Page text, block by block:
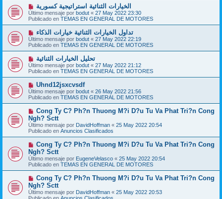
em
e
n
s
a
j
e
N
u
e
v
m
e
n
s
a
j
e
الخيارات الثنائية استراتيجية كسورية
Último mensaje por bodut « 27 May 2022 23:30
Publicado en TEMAS EN GENERAL DE MOTORES
N
u
e
v
m
e
n
s
a
j
e
تداول الخيارات الثنائية خيارات الذكاء
Último mensaje por bodut « 27 May 2022 22:19
Publicado en TEMAS EN GENERAL DE MOTORES
N
u
e
v
o
m
e
n
s
a
j
e
تحليل الخيارات الثنائية
Último mensaje por bodut « 27 May 2022 21:12
Publicado en TEMAS EN GENERAL DE MOTORES
N
u
e
v
m
e
n
s
a
Uhnd12jsxcvsdf
Último mensaje por bodut « 26 May 2022 21:56
Publicado en TEMAS EN GENERAL DE MOTORES
N
e
v
o
m
e
n
s
a
e
Cong Ty C? Ph?n Thuong M?i D?u Tu Va Phat Tri?n Cong
Ngh? Sctt
Último mensaje por DavidHoffman « 25 May 2022 20:54
Publicado en Anuncios Clasificados
N
e
v
o
m
e
n
s
a
Cong Ty C? Ph?n Thuong M?i D?u Tu Va Phat Tri?n Cong
Ngh? Sctt
Último mensaje por EugeneVelasco « 25 May 2022 20:54
Publicado en TEMAS EN GENERAL DE MOTORES
N
e
v
Cong Ty C? Ph?n Thuong M?i D?u Tu Va Phat Tri?n Cong
Ngh? Sctt
Último mensaje por DavidHoffman « 25 May 2022 20:53
Publicado en Anuncios Clasificados